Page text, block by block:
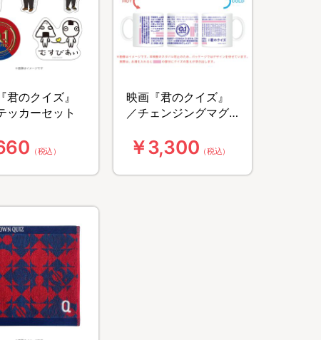
君のクイズ』
ッカーセット
（税込）
映画『君のクイズ』
／チェンジングマグ
￥3,300 （税込）